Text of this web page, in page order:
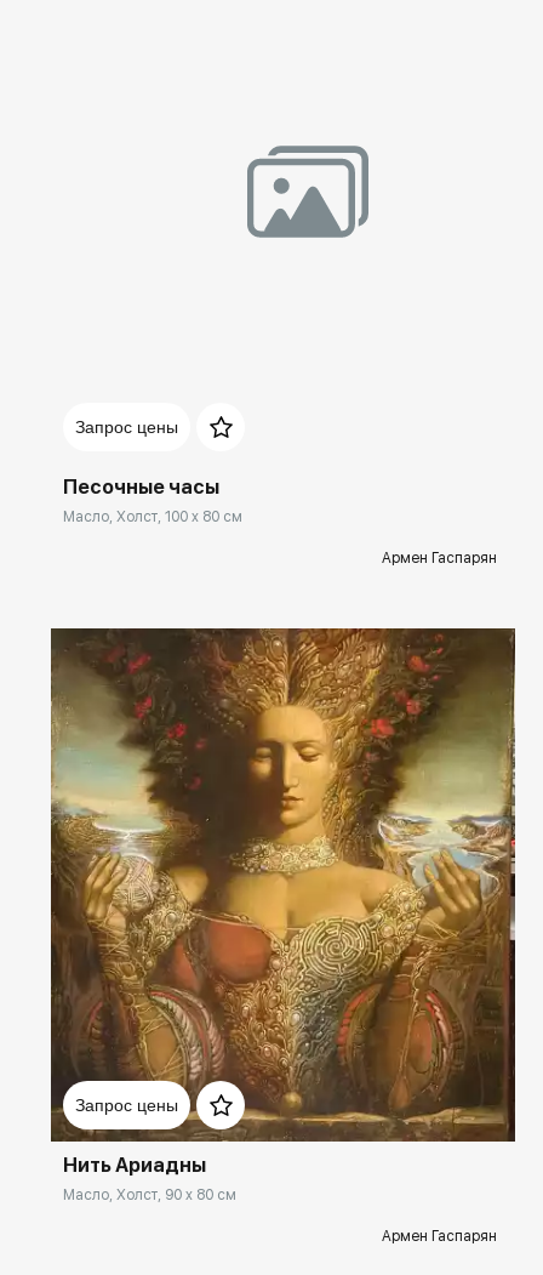
Запрос цены
Песочные часы
Масло, Холст, 100 x 80 см
Армен Гаспарян
Запрос цены
Домен: spb.rakovgallery.ru
Нить Ариадны
Масло, Холст, 90 x 80 см
Армен Гаспарян